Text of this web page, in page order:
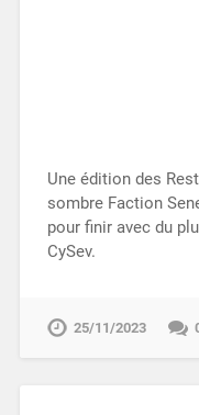
Une édition des
sombre Faction
pour finir avec du
CySev.
25/11/2023